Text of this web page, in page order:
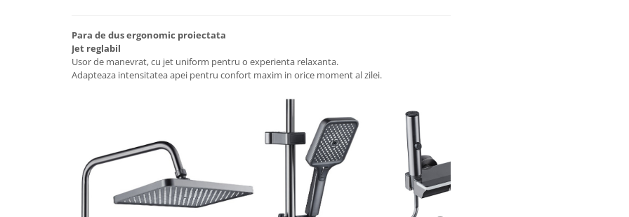
Mese bucatarie si living
Mobilier bucatarie
Oale sub presiune
Para de dus ergonomic proiectata
Jet reglabil
Usor de manevrat, cu jet uniform pentru o experienta relaxanta.
Adapteaza intensitatea apei pentru confort maxim in orice moment al zilei.